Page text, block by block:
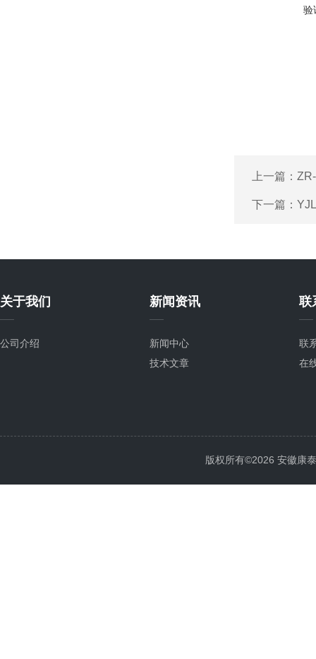
验
上一篇：
下一篇：
关于我们
公司介绍
新闻资讯
新闻中心
技术文章
联
联
在
版权所有©2026 安徽康